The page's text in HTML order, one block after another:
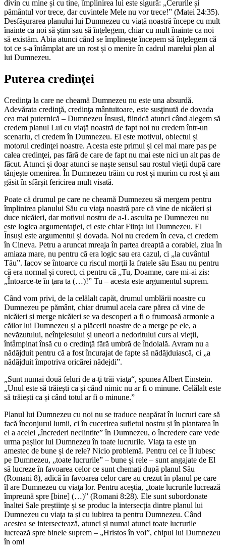
divin cu mine și cu tine, împlinirea lui este sigură: „Cerurile și
pământul vor trece, dar cuvintele Mele nu vor trece!” (Matei 24:35).
Desfășurarea planului lui Dumnezeu cu viaţă noastră începe cu mult
înainte ca noi să știm sau să înţelegem, chiar cu mult înainte ca noi
să existăm. Abia atunci când se împlinește începem să înţelegem că
tot ce s-a întâmplat are un rost și o menire în cadrul marelui plan al
lui Dumnezeu.
Puterea credinţei
Credinţa la care ne cheamă Dumnezeu nu este una absurdă.
Adevărata credinţă, credinţa mântuitoare, este susţinută de dovada
cea mai puternică – Dumnezeu Însuși, fiindcă atunci când alegem să
credem planul Lui cu viaţă noastră de fapt noi nu credem într-un
scenariu, ci credem în Dumnezeu. El este motivul, obiectul și
motorul credinţei noastre. Acesta este primul și cel mai mare pas pe
calea credinţei, pas fără de care de fapt nu mai este nici un alt pas de
făcut. Atunci și doar atunci se naște sensul sau rostul vieţii după care
tânjește omenirea. În Dumnezeu trăim cu rost și murim cu rost și am
găsit în sfârșit fericirea mult visată.
Poate că drumul pe care ne cheamă Dumnezeu să mergem pentru
împlinirea planului Său cu viaţa noastră pare că vine de nicăieri și
duce nicăieri, dar motivul nostru de a-L asculta pe Dumnezeu nu
este logica argumentaţiei, ci este chiar Fiinţa lui Dumnezeu. El
Însuși este argumentul și dovada. Noi nu credem în ceva, ci credem
în Cineva. Petru a aruncat mreaja în partea dreaptă a corabiei, ziua în
amiaza mare, nu pentru că era logic sau era cazul, ci „la cuvântul
Tău”. Iacov se întoarce cu riscul morţii la fratele său Esau nu pentru
că era normal și corect, ci pentru că „Tu, Doamne, care mi-ai zis:
„Întoarce-te în ţara ta (…)!” Tu – acesta este argumentul suprem.
Când vom privi, de la celălalt capăt, drumul umblării noastre cu
Dumnezeu pe pământ, chiar drumul acela care părea că vine de
nicăieri și merge nicăieri se va descoperi a fi o frumoasă armonie a
căilor lui Dumnezeu și a plăcerii noastre de a merge pe ele, a
nevăzutului, neînţelesului și uneori a nedoritului curs al vieţii,
întâmpinat însă cu o credinţă fără umbră de îndoială. Avram nu a
nădăjduit pentru că a fost încurajat de fapte să nădăjduiască, ci „a
nădăjduit împotriva oricărei nădejdi”.
„Sunt numai două feluri de a-ţi trăi viaţa“, spunea Albert Einstein.
„Unul este să trăiești ca și când nimic nu ar fi o minune. Celălalt este
să trăiești ca și când totul ar fi o minune.”
Planul lui Dumnezeu cu noi nu se traduce neapărat în lucruri care să
facă înconjurul lumii, ci în cucerirea sufletul nostru și în plantarea în
el a acelei „încrederi neclintite” în Dumnezeu, o încredere care vede
urma pașilor lui Dumnezeu în toate lucrurile. Viaţa ta este un
amestec de bune și de rele? Nicio problemă. Pentru cei ce Îl iubesc
pe Dumnezeu, „toate lucrurile” – bune și rele – sunt angajate de El
să lucreze în favoarea celor ce sunt chemaţi după planul Său
(Romani 8), adică în favoarea celor care au crezut în planul pe care
îl are Dumnezeu cu viaţa lor. Pentru aceștia, „toate lucrurile lucrează
împreună spre [bine] (…)” (Romani 8:28). Ele sunt subordonate
înaltei Sale preștiinţe și se produc la intersecţia dintre planul lui
Dumnezeu cu viaţa ta și cu iubirea ta pentru Dumnezeu. Când
acestea se intersectează, atunci și numai atunci toate lucrurile
lucrează spre binele suprem – „Hristos în voi”, chipul lui Dumnezeu
în om!